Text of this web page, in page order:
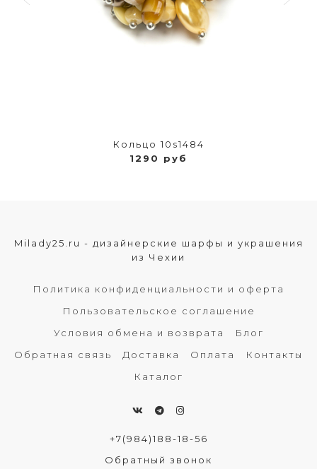
Кольцо 10s1484
1290 руб
Milady25.ru - дизайнерские шарфы и украшения
из Чехии
Политика конфиденциальности и оферта
Пользовательское соглашение
Условия обмена и возврата
Блог
Обратная связь
Доставка Оплата
Контакты
Каталог
+7(984)188-18-56
Обратный звонок